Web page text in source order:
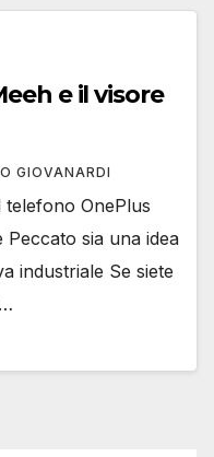
e il visore
GIOVANARDI
OnePlus
sia una idea
industriale Se siete